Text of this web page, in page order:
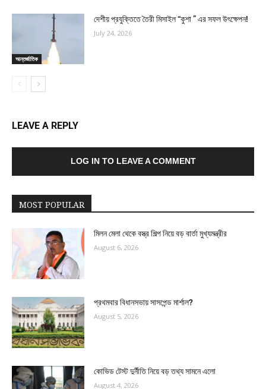
আন্তর্জাতিক
দেশীয় প্রযুক্তিতে তৈরী মিসাইল “কুশা ” এর সফল উৎক্ষেপন!
July 24, 2026
LEAVE A REPLY
LOG IN TO LEAVE A COMMENT
MOST POPULAR
মিলন মেলা থেকে বস্ত্র শিল্প নিয়ে বড় বার্তা মুখ্যমন্ত্রীর
August 6, 2026
প্রথমবার বিধানসভায় সাসপেন্ড মার্শাল?
August 5, 2026
কোভিড টেস্ট দুর্নীতি নিয়ে বড় তথ্য সামনে এলো
August 4, 2026